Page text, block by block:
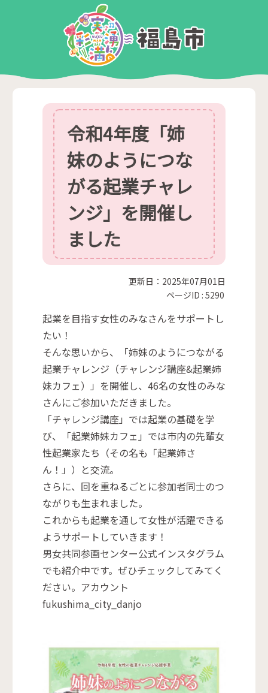
令和4年度「姉
妹のようにつな
がる起業チャレ
ンジ」を開催し
ました
更新日：2025年07月01日
ページID :5290
起業を目指す女性のみなさんをサポートし
たい！
そんな思いから、「姉妹のようにつながる
起業チャレンジ（チャレンジ講座&起業姉
妹カフェ）」を開催し、46名の女性のみな
さんにご参加いただきました。
「チャレンジ講座」では起業の基礎を学
び、「起業姉妹カフェ」では市内の先輩女
性起業家たち（その名も「起業姉さ
ん！」）と交流。
さらに、回を重ねるごとに参加者同士のつ
ながりも生まれました。
これからも起業を通して女性が活躍できる
ようサポートしていきます！
男女共同参画センター公式インスタグラム
でも紹介中です。ぜひチェックしてみてく
ださい。アカウント
fukushima_city_danjo